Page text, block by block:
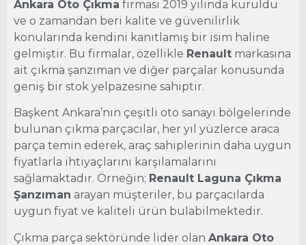
Ankara Oto Çıkma firması 2019 yılında kuruldu
ve o zamandan beri kalite ve güvenilirlik
konularında kendini kanıtlamış bir isim haline
gelmiştir. Bu firmalar, özellikle Renault markasına
ait çıkma şanzıman ve diğer parçalar konusunda
geniş bir stok yelpazesine sahiptir.
Başkent Ankara’nın çeşitli oto sanayi bölgelerinde
bulunan çıkma parçacılar, her yıl yüzlerce araca
parça temin ederek, araç sahiplerinin daha uygun
fiyatlarla ihtiyaçlarını karşılamalarını
sağlamaktadır. Örneğin; Renault Laguna Çıkma
Şanzıman arayan müşteriler, bu parçacılarda
uygun fiyat ve kaliteli ürün bulabilmektedir.
Çıkma parça sektöründe lider olan Ankara Oto